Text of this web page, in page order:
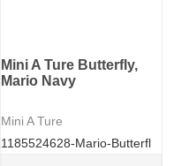
Mini A Ture Butterfly,
Mario Navy
Mini A Ture
1185524628-Mario-Butterfl